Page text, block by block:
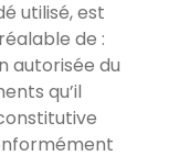
utilisé, est
de :
autorisée du
qu’il